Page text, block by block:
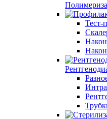
Тест-